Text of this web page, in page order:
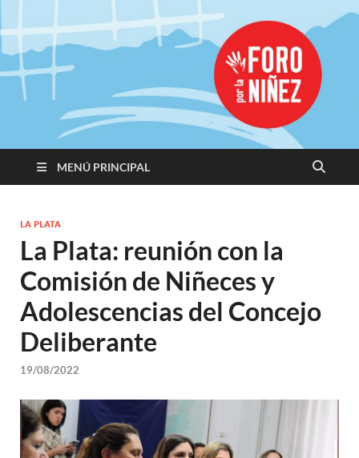
Promoviendo
Derechos,
Construimos
Igualdad
MENÚ PRINCIPAL
LA PLATA
La Plata: reunión con la
Comisión de Niñeces y
Adolescencias del Concejo
Deliberante
19/08/2022